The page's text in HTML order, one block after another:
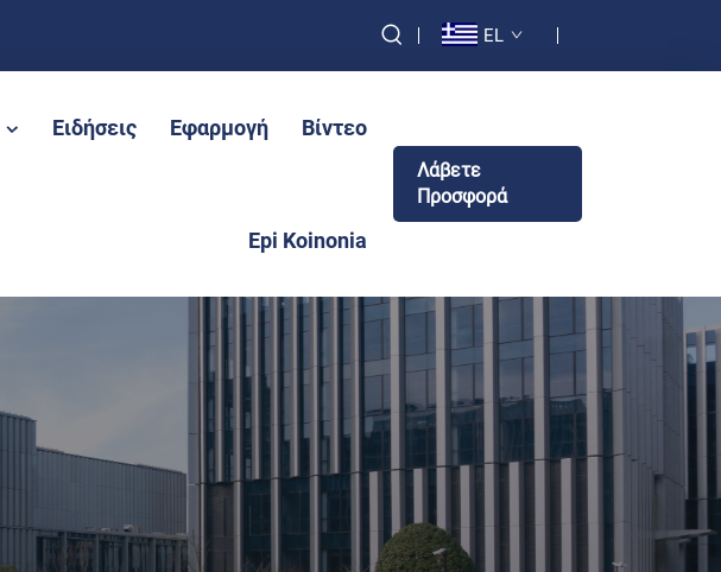
EL
Ειδήσεις Εφαρμογή Βίντεο
Epi Koinonia
Λάβετε
Προσφορά